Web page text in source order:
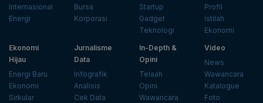
Internasional
Energi
Bursa
Korporasi
Startup
Gadget
Teknologi
Profil
Istilah
Ekonomi
Ekonomi
Hijau
Energi Baru
Ekonomi
Sirkular
Jurnalisme
Data
Infografik
Analisis
Cek Data
In-Depth &
Opini
Telaah
Opini
Wawancara
Video
News
Wawancara
Katalogue
Foto